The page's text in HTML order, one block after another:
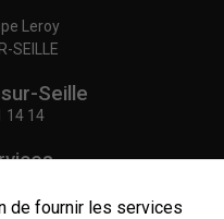
Leroy
SEILLE
Seille
14 14
41 48
de fournir les services